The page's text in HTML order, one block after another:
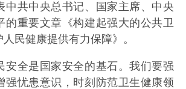
中共中央总书记、国家主席、中央
的重要文章《构建起强大的公共卫
民健康提供有力保障》。
安全是国家安全的基石。我们要强
强忧患意识，时刻防范卫生健康领